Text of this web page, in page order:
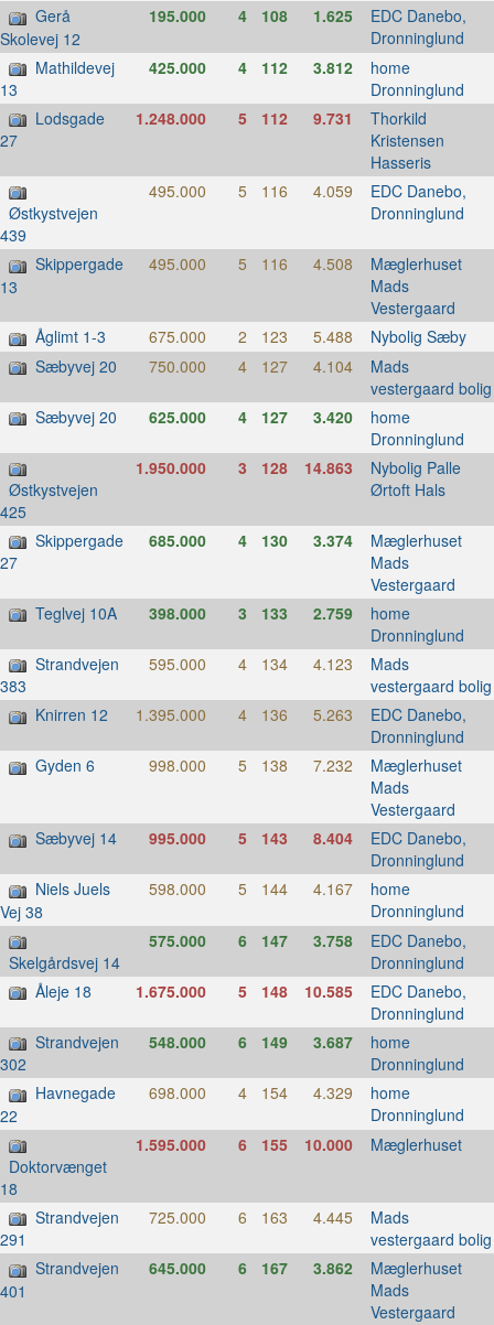
Gerå
Skolevej 12
195.000 4 108 1.625 EDC Danebo,
Dronninglund
Mathildevej
13
425.000 4 112 3.812 home
Dronninglund
Lodsgade
27
1.248.000 5 112 9.731 Thorkild
Kristensen
Hasseris
Østkystvejen
439
495.000 5 116 4.059 EDC Danebo,
Dronninglund
Skippergade
13
495.000 5 116 4.508 Mæglerhuset
Mads
Vestergaard
Åglimt 1-3
675.000 2 123 5.488 Nybolig Sæby
Sæbyvej 20
750.000 4 127 4.104 Mads
vestergaard bolig
Sæbyvej 20
625.000 4 127 3.420 home
Dronninglund
Østkystvejen
425
1.950.000 3 128 14.863 Nybolig Palle
Ørtoft Hals
Skippergade
27
685.000 4 130 3.374 Mæglerhuset
Mads
Vestergaard
Teglvej 10A
398.000 3 133 2.759 home
Dronninglund
Strandvejen
383
595.000 4 134 4.123 Mads
vestergaard bolig
Knirren 12
1.395.000 4 136 5.263 EDC Danebo,
Dronninglund
Gyden 6
998.000 5 138 7.232 Mæglerhuset
Mads
Vestergaard
Sæbyvej 14
995.000 5 143 8.404 EDC Danebo,
Dronninglund
Niels Juels
Vej 38
598.000 5 144 4.167 home
Dronninglund
Skelgårdsvej 14
575.000 6 147 3.758 EDC Danebo,
Dronninglund
Åleje 18
1.675.000 5 148 10.585 EDC Danebo,
Dronninglund
Strandvejen
302
548.000 6 149 3.687 home
Dronninglund
Havnegade
22
698.000 4 154 4.329 home
Dronninglund
Doktorvænget
18
1.595.000 6 155 10.000 Mæglerhuset
Strandvejen
291
725.000 6 163 4.445 Mads
vestergaard bolig
Strandvejen
401
645.000 6 167 3.862 Mæglerhuset
Mads
Vestergaard